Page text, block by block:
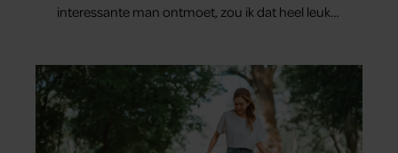
interessante man ontmoet, zou ik dat heel leuk